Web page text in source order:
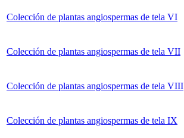
Colección de plantas angiospermas de tela VI
Colección de plantas angiospermas de tela VII
Colección de plantas angiospermas de tela VIII
Colección de plantas angiospermas de tela IX